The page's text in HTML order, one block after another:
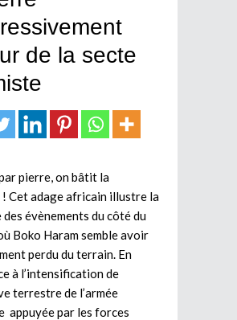
de la secte
pierre, on bâtit la
! Cet adage africain illustre la
évènements du côté du
Boko Haram semble avoir
perdu du terrain. En
à l’intensification de
terrestre de l’armée
appuyée par les forces